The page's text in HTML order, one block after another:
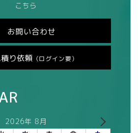
こちら
お問い合わせ
り依頼 （ログイン要）
2026年 8月